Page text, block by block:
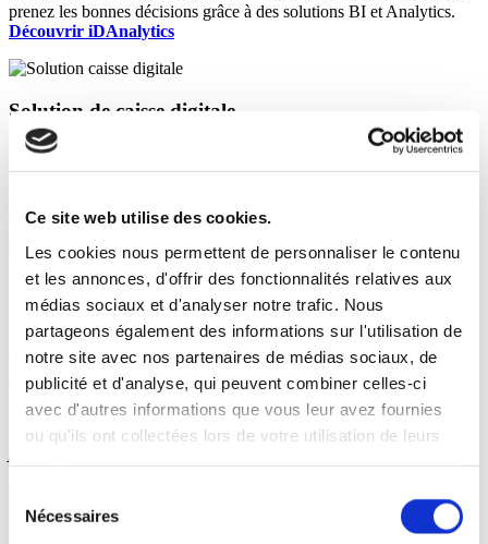
Ce site web utilise des cookies.
Les cookies nous permettent de personnaliser le contenu
et les annonces, d'offrir des fonctionnalités relatives aux
médias sociaux et d'analyser notre trafic. Nous
partageons également des informations sur l'utilisation de
notre site avec nos partenaires de médias sociaux, de
publicité et d'analyse, qui peuvent combiner celles-ci
avec d'autres informations que vous leur avez fournies
ou qu'ils ont collectées lors de votre utilisation de leurs
Nécessaires
prenez les bonnes décisions grâce à des solutions BI et Analytics.
Découvrir iDAnalytics
Solution de caisse digitale
Améliorez les performances commerciales de vos points de vente
grâce à une solution de caisse tactile connectée à votre logiciel de
Découvrir Mobil Store
Solution e-commerce BtoB
Digitalisez votre catalogue d’alcools et spiritueux à une solution e-
commerce à votre image (site, PDF interactif, application mobile)
2000 clients nous font confiance, pourquoi
pas vous ?